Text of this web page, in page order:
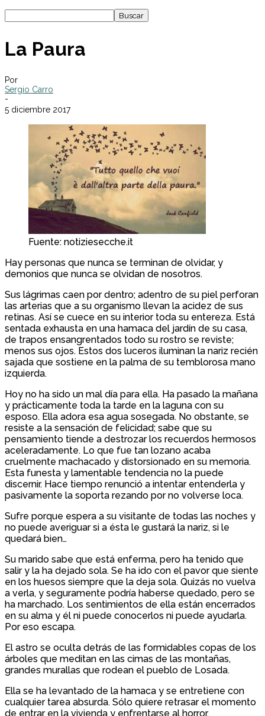
La Paura
Por
Sergio Carro
-
5 diciembre 2017
Fuente: notiziesecche.it
Hay personas que nunca se terminan de olvidar, y
demonios que nunca se olvidan de nosotros.
Sus lágrimas caen por dentro; adentro de su piel perforan
las arterias que a su organismo llevan la acidez de sus
retinas. Así se cuece en su interior toda su entereza. Está
sentada exhausta en una hamaca del jardín de su casa,
de trapos ensangrentados todo su rostro se reviste;
menos sus ojos. Estos dos luceros iluminan la nariz recién
sajada que sostiene en la palma de su temblorosa mano
izquierda.
Hoy no ha sido un mal día para ella. Ha pasado la mañana
y prácticamente toda la tarde en la laguna con su
esposo. Ella adora esa agua sosegada. No obstante, se
resiste a la sensación de felicidad; sabe que su
pensamiento tiende a destrozar los recuerdos hermosos
aceleradamente. Lo que fue tan lozano acaba
cruelmente machacado y distorsionado en su memoria.
Esta funesta y lamentable tendencia no la puede
discernir. Hace tiempo renunció a intentar entenderla y
pasivamente la soporta rezando por no volverse loca.
Sufre porque espera a su visitante de todas las noches y
no puede averiguar si a ésta le gustará la nariz, si le
quedará bien…
Su marido sabe que está enferma, pero ha tenido que
salir y la ha dejado sola. Se ha ido con el pavor que siente
en los huesos siempre que la deja sola. Quizás no vuelva
a verla, y seguramente podría haberse quedado, pero se
ha marchado. Los sentimientos de ella están encerrados
en su alma y él ni puede conocerlos ni puede ayudarla.
Por eso escapa.
El astro se oculta detrás de las formidables copas de los
árboles que meditan en las cimas de las montañas,
grandes murallas que rodean el pueblo de Losada.
Ella se ha levantado de la hamaca y se entretiene con
cualquier tarea absurda. Sólo quiere retrasar el momento
de entrar en la vivienda y enfrentarse al horror.